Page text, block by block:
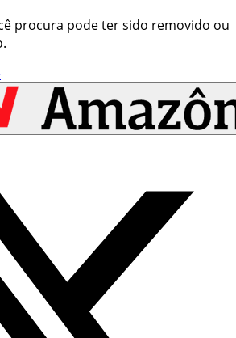
procura pode ter sido removido ou